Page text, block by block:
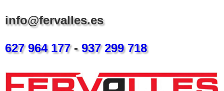
info@fervalles.es
627 964 177-937 299 718